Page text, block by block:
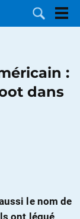
:
dans
le nom de